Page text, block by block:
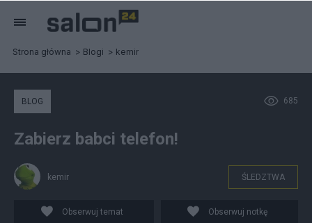
Strona główna Blogi kemir
685
BLOG
Zabierz babci telefon!
kemir ŚLEDZTWA
Obserwuj temat Obserwuj notkę